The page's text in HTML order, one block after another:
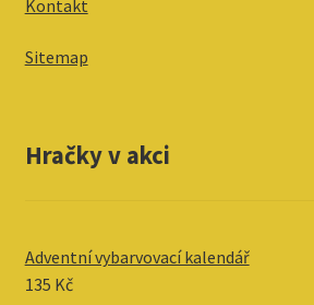
Kontakt
Sitemap
Hračky v akci
Adventní vybarvovací kalendář
135 Kč